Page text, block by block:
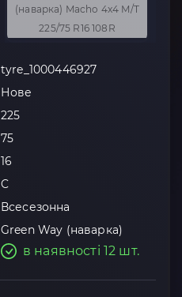
tyre_1000446927
Нове
225
75
16
C
Всесезонна
Green Way (наварка)
в наявності 12 шт.